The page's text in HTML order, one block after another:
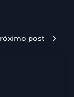
post